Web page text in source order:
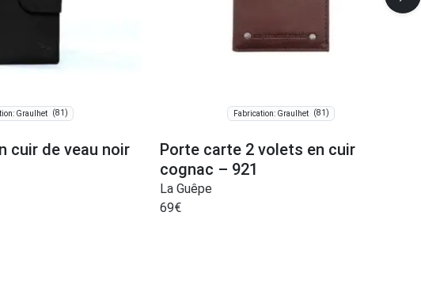
Graulhet (81)
cuir de veau noir
Fabrication: Graulhet (81)
Porte carte 2 volets en cuir
cognac – 921
La Guêpe
69€